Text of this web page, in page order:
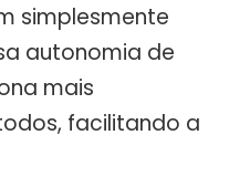
simplesmente
autonomia de
mais
facilitando a